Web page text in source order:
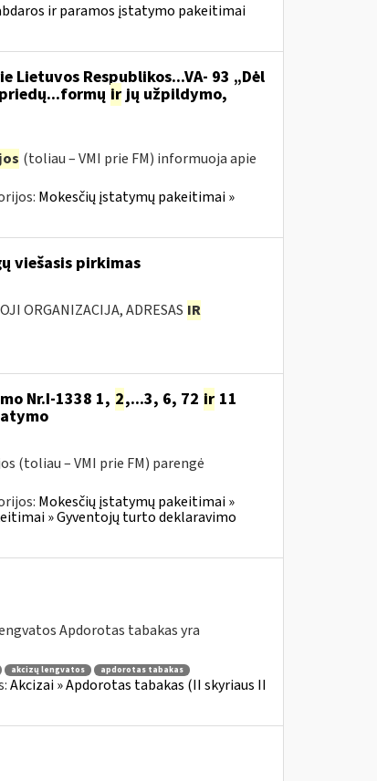
ir paramos įstatymo pakeitimai
Lietuvos Respublikos...VA- 93 „Dėl
priedų...formų irjų užpildymo,
(toliau – VMI prie FM) informuoja apie
Mokesčių įstatymų pakeitimai »
viešasis pirkimas
ORGANIZACIJA, ADRESAS IR
Nr.I-1338 1, 2,...3, 6, 72 ir11
(toliau – VMI prie FM) parengė
Mokesčių įstatymų pakeitimai »
» Gyventojų turto deklaravimo
Apdorotas tabakas yra
akcizų lengvatos
apdorotas tabakas
Akcizai » Apdorotas tabakas (II skyriaus II